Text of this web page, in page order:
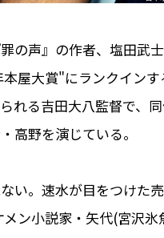
の声』の作者、塩田武
屋大賞"にランクイン
れる吉田大八監督で、
高野を演じている。
い。速水が目をつけた
ン小説家・矢代(宮沢